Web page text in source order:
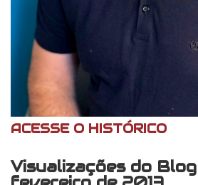
ACESSE O HISTÓRICO
Visualizações do